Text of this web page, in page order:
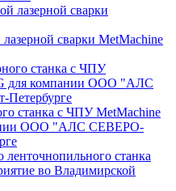
сварки MetMachine
станка с ЧПУ MetMachine
ООО "АЛС СЕВЕРО-